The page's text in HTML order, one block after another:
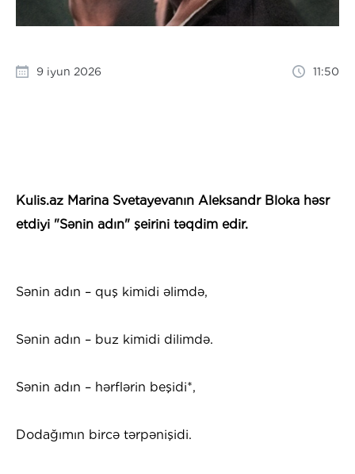
9 iyun 2026 11:50
Kulis.az Marina Svetayevanın Aleksandr Bloka həsr
etdiyi "Sənin adın" şeirini təqdim edir.
Sənin adın – quş kimidi əlimdə,
Sənin adın – buz kimidi dilimdə.
Sənin adın – hərflərin beşidi*,
Dodağımın bircə tərpənişidi.